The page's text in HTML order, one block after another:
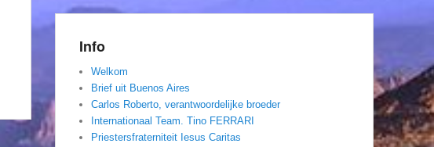
Info
Welkom
Brief uit Buenos Aires
Carlos Roberto, verantwoordelijke broeder
Internationaal Team. Tino FERRARI
Priestersfraterniteit Iesus Caritas